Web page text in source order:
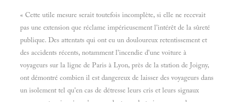
« Cette utile mesure serait toutefois incomplète, si elle ne recevait
pas une extension que réclame impérieusement l'intérêt de la sûreté
publique. Des attentats qui ont eu un douloureux retentissement et
des accidents récents, notamment l'incendie d'une voiture à
voyageurs sur la ligne de Paris à Lyon, près de la station de Joigny,
ont démontré combien il est dangereux de laisser des voyageurs dans
un isolement tel qu'en cas de détresse leurs cris et leurs signaux